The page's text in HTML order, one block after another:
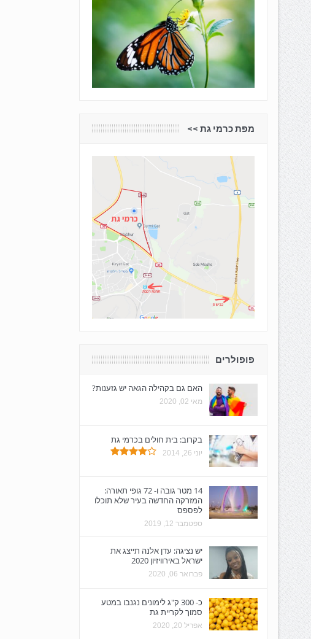
מפת כרמי גת <<
פופולרים
האם גם בקהילה הגאה יש גזענות?
מאי 02, 2020
בקרוב: בית חולים בכרמי גת
יוני 26, 2014
14 מטר גובה ו- 72 גופי תאורה:
המזרקה החדשה בעיר שלא תוכלו
לפספס
ספטמבר 12, 2019
יש נציגה: עדן אלנה תייצג את
ישראל באירוויזיון 2020
פברואר 06, 2020
כ- 300 ק"ג לימונים נגנבו במטע
סמוך לקריית גת
אפריל 20, 2020